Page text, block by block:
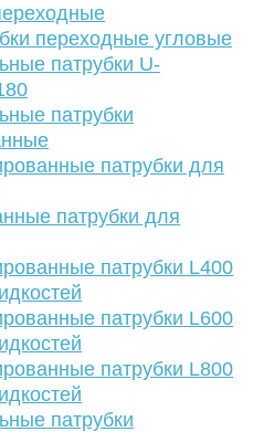
переходные угловые
патрубки U-
патрубки
патрубки для
патрубки для
патрубки L400
патрубки L600
патрубки L800
патрубки